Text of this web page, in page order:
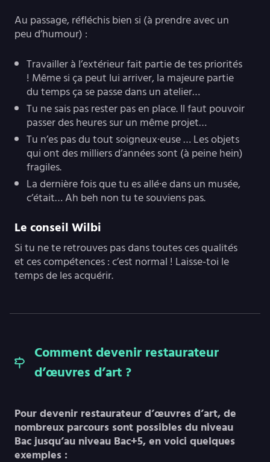
Au passage, réfléchis bien si (à prendre avec un
peu d’humour) :
Travailler à l’extérieur fait partie de tes priorités
! Même si ça peut lui arriver, la majeure partie
du temps ça se passe dans un atelier…
Tu ne sais pas rester pas en place. Il faut pouvoir
passer des heures sur un même projet…
Tu n’es pas du tout soigneux·euse … Les objets
qui ont des milliers d’années sont (à peine hein)
fragiles.
La dernière fois que tu es allé·e dans un musée,
c’était… Ah beh non tu te souviens pas.
Le conseil Wilbi
Si tu ne te retrouves pas dans toutes ces qualités
et ces compétences : c’est normal ! Laisse-toi le
temps de les acquérir.
Comment devenir restaurateur
d’œuvres d’art ?
Pour devenir restaurateur d’œuvres d’art, de
nombreux parcours sont possibles du niveau
Bac jusqu’au niveau Bac+5, en voici quelques
exemples :